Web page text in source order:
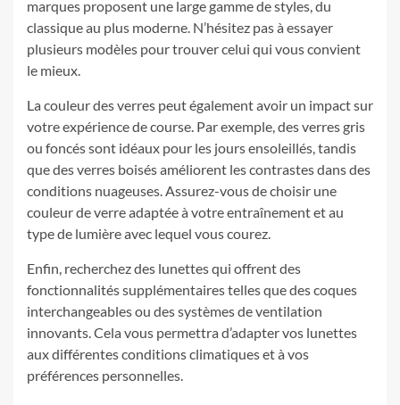
marques proposent une large gamme de styles, du
classique au plus moderne. N’hésitez pas à essayer
plusieurs modèles pour trouver celui qui vous convient
le mieux.
La couleur des verres peut également avoir un impact sur
votre expérience de course. Par exemple, des verres gris
ou foncés sont idéaux pour les jours ensoleillés, tandis
que des verres boisés améliorent les contrastes dans des
conditions nuageuses. Assurez-vous de choisir une
couleur de verre adaptée à votre entraînement et au
type de lumière avec lequel vous courez.
Enfin, recherchez des lunettes qui offrent des
fonctionnalités supplémentaires telles que des coques
interchangeables ou des systèmes de ventilation
innovants. Cela vous permettra d’adapter vos lunettes
aux différentes conditions climatiques et à vos
préférences personnelles.